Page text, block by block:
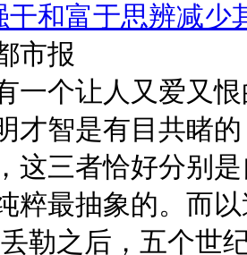
干和富于思辨减少
市报
一个让人又爱又
才智是有目共睹
这三者恰好分别
粹最抽象的。而
勒之后，五个世